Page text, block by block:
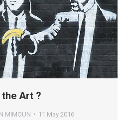
Art ?
MIMOUN 11 May 2016